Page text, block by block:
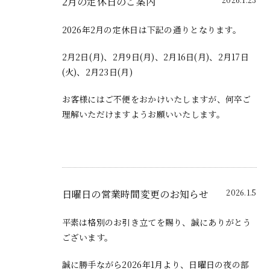
2026年2月の定休日は下記の通りとなります。
2月2日(月)、2月9日(月)、2月16日(月)、2月17日
(火)、2月23日(月)
お客様にはご不便をおかけいたしますが、何卒ご
理解いただけますようお願いいたします。
2026.1.5
日曜日の営業時間変更のお知らせ
平素は格別のお引き立てを賜り、誠にありがとう
ございます。
誠に勝手ながら2026年1月より、日曜日の夜の部